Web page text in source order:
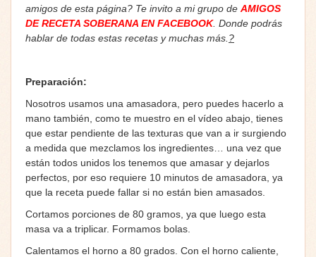
amigos de esta página? Te invito a mi grupo de AMIGOS
DE RECETA SOBERANA EN FACEBOOK. Donde podrás
hablar de todas estas recetas y muchas más. ?
Preparación:
Nosotros usamos una amasadora, pero puedes hacerlo a
mano también, como te muestro en el vídeo abajo, tienes
que estar pendiente de las texturas que van a ir surgiendo
a medida que mezclamos los ingredientes… una vez que
están todos unidos los tenemos que amasar y dejarlos
perfectos, por eso requiere 10 minutos de amasadora, ya
que la receta puede fallar si no están bien amasados.
Cortamos porciones de 80 gramos, ya que luego esta
masa va a triplicar. Formamos bolas.
Calentamos el horno a 80 grados. Con el horno caliente,